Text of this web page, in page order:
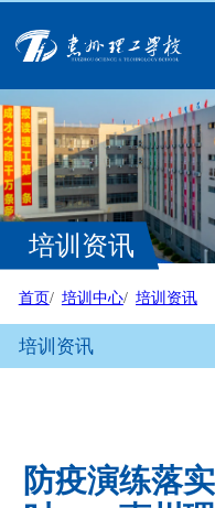
培训资讯
首页 培训中心 培训资讯
培训资讯
防疫演练落